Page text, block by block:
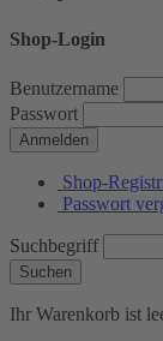
Shop-Login
Benutzername
Passwort
Anmelden
Shop-
Passwort
Suchbegriff
Suchen
Ihr Warenkorb ist